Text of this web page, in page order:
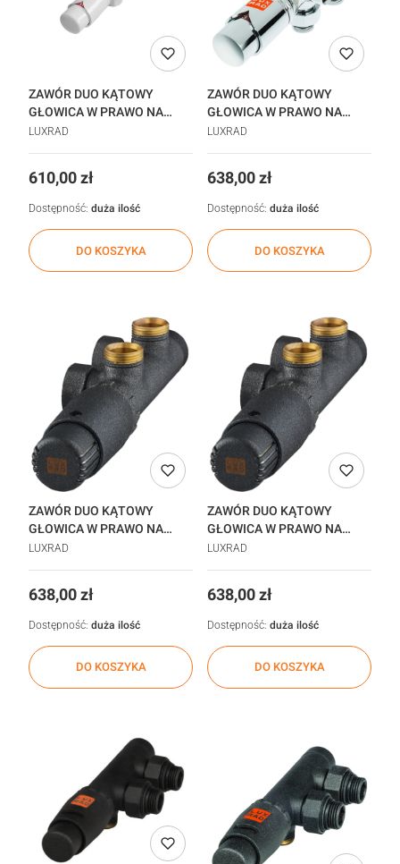
ZAWÓR DUO KĄTOWY
GŁOWICA W PRAWO NA
POWROCIE BIAŁY realizacja
LUXRAD
Cena
610,00 zł
DO KOSZYKA
Dostępność: duża ilość
ZAWÓR DUO KĄTOWY
GŁOWICA W PRAWO NA
POWROCIE CHROM
LUXRAD
Cena
638,00 zł
DO KOSZYKA
Dostępność: duża ilość
ZAWÓR DUO KĄTOWY
GŁOWICA W PRAWO NA
POWROCIE CZARNY MAT
LUXRAD
Cena
638,00 zł
DO KOSZYKA
Dostępność: duża ilość
ZAWÓR DUO KĄTOWY
GŁOWICA W PRAWO NA
POWROCIE CZARNY MAT
LUXRAD
Cena
638,00 zł
DO KOSZYKA
Dostępność: duża ilość